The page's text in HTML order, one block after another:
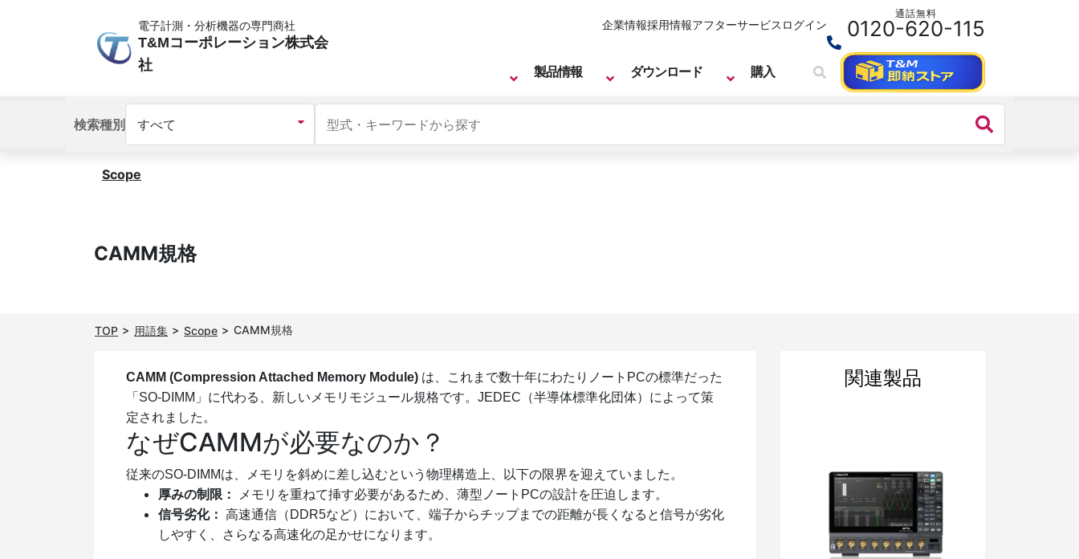
電子計測・分析機器の専門商社
T&Mコーポレーション株式会
社
製品情報 ダウンロード 購入
検索種別
企業情報採用情報アフターサービス ログイン
通話無料
0120-620-115
Scope
CAMM規格
TOP 用語集 Scope CAMM規格
CAMM (Compression Attached Memory Module) は、これまで数十年にわたりノートPCの標準だった
「SO-DIMM」に代わる、新しいメモリモジュール規格です。JEDEC（半導体標準化団体）によって策
定されました。
なぜCAMMが必要なのか？
従来のSO-DIMMは、メモリを斜めに差し込むという物理構造上、以下の限界を迎えていました。
厚みの制限：
メモリを重ねて挿す必要があるため、薄型ノートPCの設計を圧迫します。
信号劣化： 高速通信（DDR5など）において、端子からチップまでの距離が長くなると信号が劣化
しやすく、さらなる高速化の足かせになります。
関連製品